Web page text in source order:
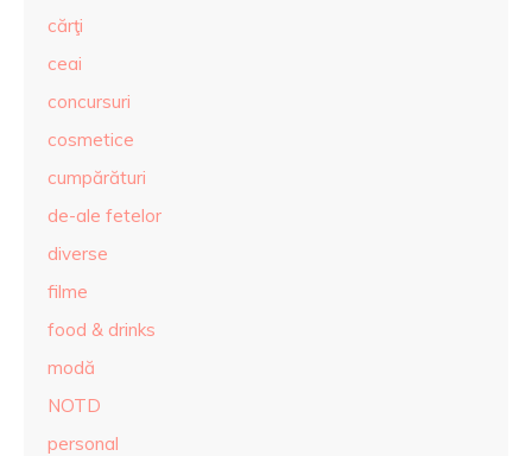
cărţi
ceai
concursuri
cosmetice
cumpărături
de-ale fetelor
diverse
filme
food & drinks
modă
NOTD
personal